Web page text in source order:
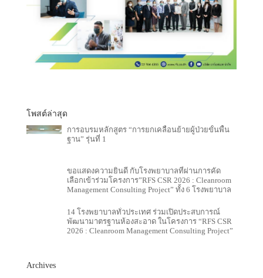
โพสต์ล่าสุด
การอบรมหลักสูตร “การยกเคลื่อนย้ายผู้ป่วยขั้นพื้น
ฐาน” รุ่นที่ 1
ขอแสดงความยินดี กับโรงพยาบาลที่ผ่านการคัด
เลือกเข้าร่วมโครงการ”RFS CSR 2026 : Cleanroom
Management Consulting Project” ทั้ง 6 โรงพยาบาล
14 โรงพยาบาลทั่วประเทศ ร่วมเปิดประสบการณ์
พัฒนามาตรฐานห้องสะอาด ในโครงการ “RFS CSR
2026 : Cleanroom Management Consulting Project”
Archives